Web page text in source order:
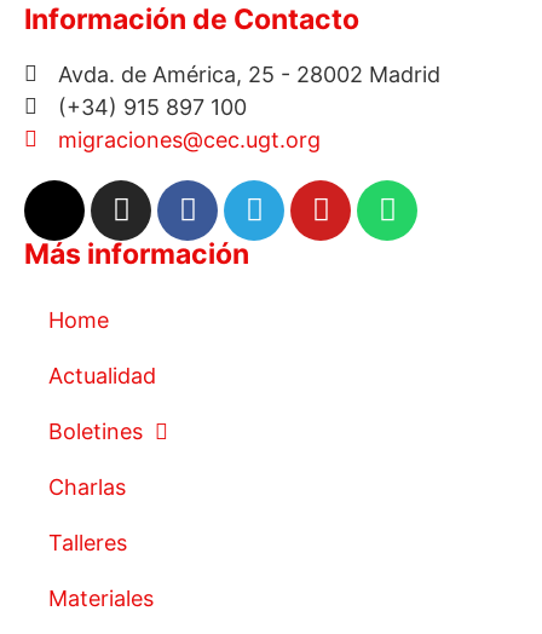
Información de Contacto
Avda. de América, 25 - 28002 Madrid
(+34) 915 897 100
migraciones@cec.ugt.org
Más información
Home
Actualidad
Boletines
Charlas
Talleres
Materiales